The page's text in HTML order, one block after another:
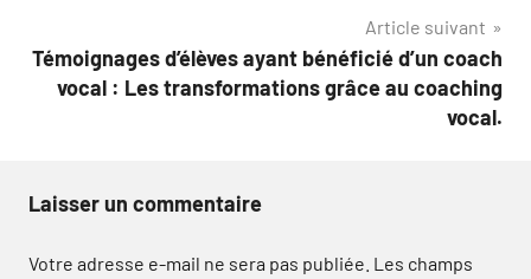
Article suivant
Témoignages d’élèves ayant bénéficié d’un coach
vocal : Les transformations grâce au coaching
vocal.
Laisser un commentaire
Votre adresse e-mail ne sera pas publiée. Les champs